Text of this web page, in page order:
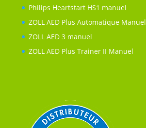
Philips Heartstart HS1 manuel
ZOLL AED Plus Automatique Manuel
ZOLL AED 3 manuel
ZOLL AED Plus Trainer II Manuel